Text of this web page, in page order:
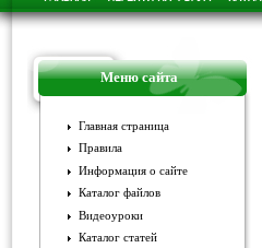
Меню сайта
Главная страница
Правила
Информация о сайте
Каталог файлов
Видеоуроки
Каталог статей